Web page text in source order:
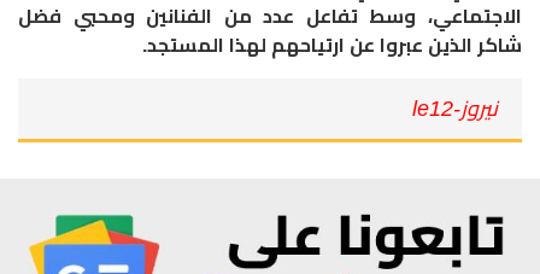
الاجتماعي، وسط تفاعل عدد من الفنانين ومحبي فضل
شاكر الذين عبروا عن ارتياحهم لهذا المستجد.
نيروز-le12